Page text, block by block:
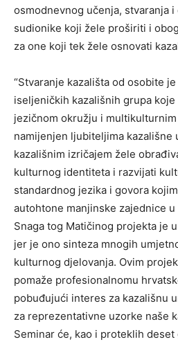
osmodnevnog učenja, stvaranja
sudionike koji žele proširiti i
za one koji tek žele osnovati
“Stvaranje kazališta od osobite
iseljeničkih kazališnih grupa
jezičnom okružju i
namijenjen ljubiteljima kazališne
kazališnim izričajem žele
kulturnog identiteta i razvijati
standardnog jezika i govora
autohtone manjinske zajednice
Snaga tog Matičinog projekta je
jer je ono sinteza mnogih
kulturnog djelovanja. Ovim
pomaže profesionalnomu
pobuđujući interes za kazališnu
za reprezentativne uzorke naše
Seminar će, kao i proteklih